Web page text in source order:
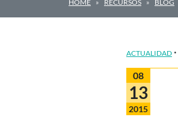
HOME RECURSOS BLOG
ACTUALIDAD ·
08
13
2015